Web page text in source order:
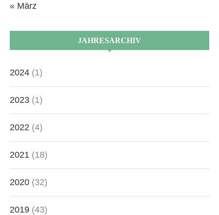
« März
JAHRESARCHIV
2024 (1)
2023 (1)
2022 (4)
2021 (18)
2020 (32)
2019 (43)